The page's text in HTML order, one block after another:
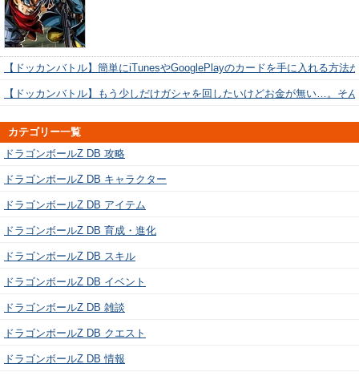
【ドッカンバトル】簡単にiTunesやGooglePlayのカードを手に入れる方法
【ドッカンバトル】もう少しだけガシャを回したいけどお金が無い…。そ
カテゴリー一覧
ドラゴンボールZ DB 攻略
ドラゴンボールZ DB キャラクター
ドラゴンボールZ DB アイテム
ドラゴンボールZ DB 育成・進化
ドラゴンボールZ DB スキル
ドラゴンボールZ DB イベント
ドラゴンボールZ DB 雑談
ドラゴンボールZ DB クエスト
ドラゴンボールZ DB 情報